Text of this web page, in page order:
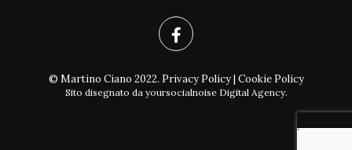
© Martino Ciano 2022. Privacy Policy| Cookie Policy
Sito disegnato da yoursocialnoise Digital Agency.